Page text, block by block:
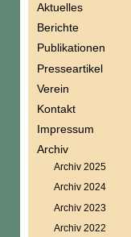
Aktuelles
Berichte
Publikationen
Presseartikel
Verein
Kontakt
Impressum
Archiv
Archiv 2025
Archiv 2024
Archiv 2023
Archiv 2022